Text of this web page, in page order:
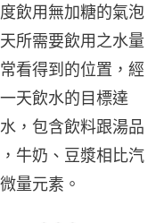
飲用無加糖的氣泡
所需要飲用之水量
看得到的位置，經
天飲水的目標達
，包含飲料跟湯品
牛奶、豆漿相比汽
量元素。